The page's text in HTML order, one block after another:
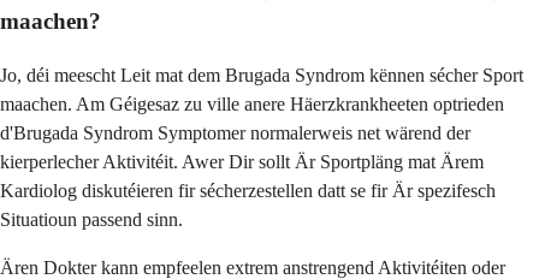
maachen?
Jo, déi meescht Leit mat dem Brugada Syndrom kënnen sécher Sport
maachen. Am Géigesaz zu ville anere Häerzkrankheeten optrieden
d'Brugada Syndrom Symptomer normalerweis net wärend der
kierperlecher Aktivitéit. Awer Dir sollt Är Sportpläng mat Ärem
Kardiolog diskutéieren fir sécherzestellen datt se fir Är spezifesch
Situatioun passend sinn.
Ären Dokter kann empfeelen extrem anstrengend Aktivitéiten oder